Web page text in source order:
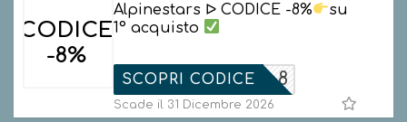
CODICE
-8%
Alpinestars ᐅ CODICE -8%
su
1° acquisto
ESTARS_8
SCOPRI CODICE
Scade il 31 Dicembre 2026